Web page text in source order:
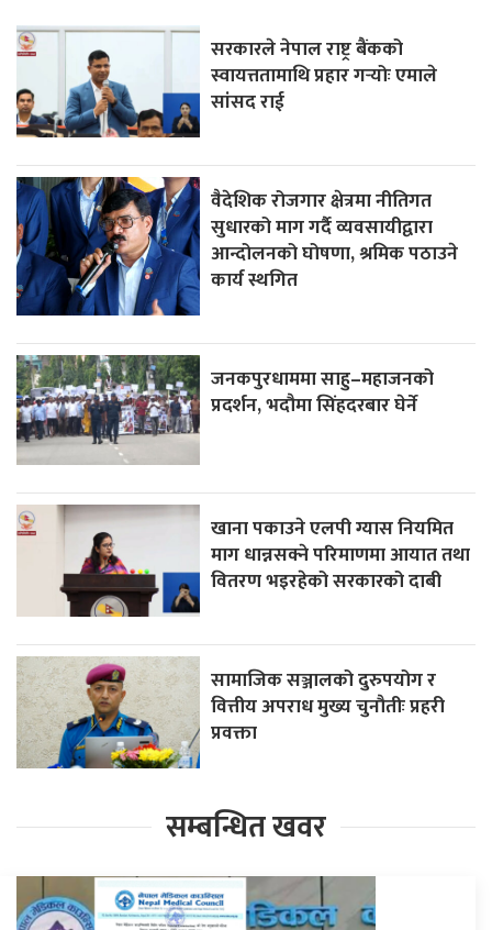
सरकारले नेपाल राष्ट्र बैंकको
स्वायत्ततामाथि प्रहार गर्‍योः एमाले
सांसद राई
वैदेशिक रोजगार क्षेत्रमा नीतिगत
सुधारको माग गर्दै व्यवसायीद्वारा
आन्दोलनको घोषणा, श्रमिक पठाउने
कार्य स्थगित
जनकपुरधाममा साहु–महाजनको
प्रदर्शन, भदौमा सिंहदरबार घेर्ने
खाना पकाउने एलपी ग्यास नियमित
माग धान्नसक्ने परिमाणमा आयात तथा
वितरण भइरहेको सरकारको दाबी
सामाजिक सञ्जालको दुरुपयोग र
वित्तीय अपराध मुख्य चुनौतीः प्रहरी
प्रवक्ता
सम्बन्धित खवर